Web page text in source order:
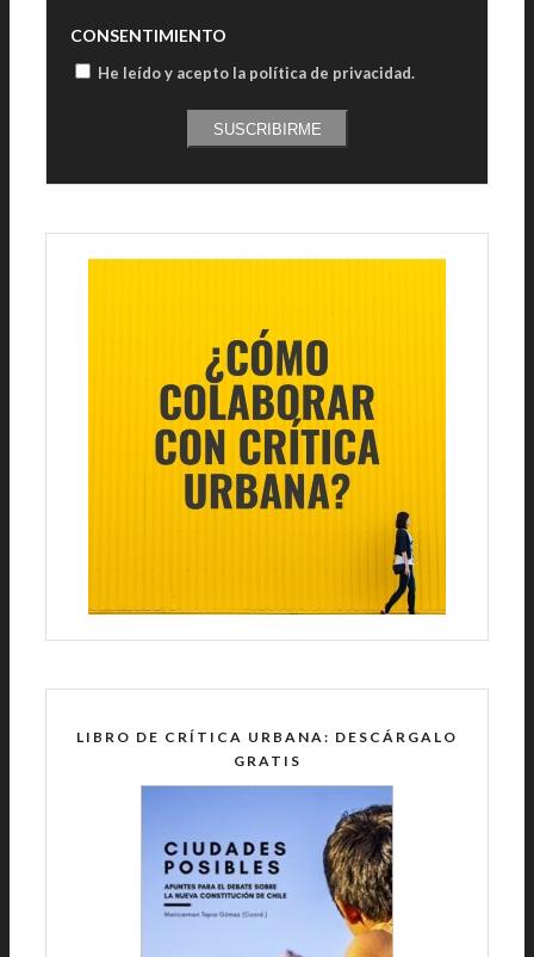
CONSENTIMIENTO
He leído y acepto la política de privacidad.
SUSCRIBIRME
LIBRO DE CRÍTICA URBANA: DESCÁRGALO
GRATIS